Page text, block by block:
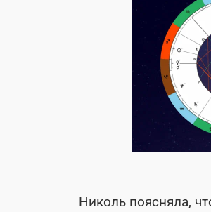
Николь поясняла,